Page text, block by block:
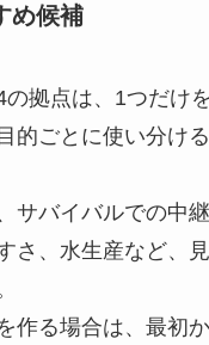
め候補
拠点は、1つだけ
的ごとに使い分け
サバイバルでの中
さ、水生産など、
作る場合は、最初